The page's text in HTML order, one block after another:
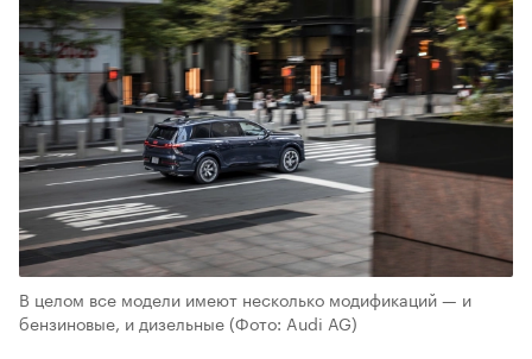
В целом все модели имеют несколько модификаций — и
бензиновые, и дизельные(Фото: Audi AG)